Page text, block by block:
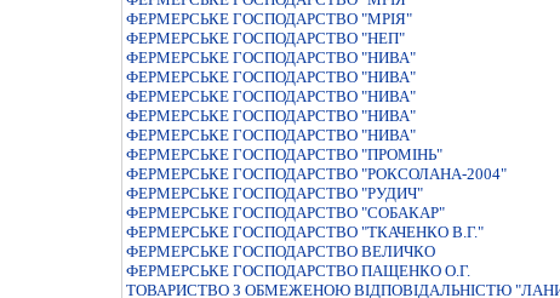
ФЕРМЕРСЬКЕ ГОСПОДАРСТВО "МРІЯ"
ФЕРМЕРСЬКЕ ГОСПОДАРСТВО "НЕП"
ФЕРМЕРСЬКЕ ГОСПОДАРСТВО "НИВА"
ФЕРМЕРСЬКЕ ГОСПОДАРСТВО "НИВА"
ФЕРМЕРСЬКЕ ГОСПОДАРСТВО "НИВА"
ФЕРМЕРСЬКЕ ГОСПОДАРСТВО "НИВА"
ФЕРМЕРСЬКЕ ГОСПОДАРСТВО "НИВА"
ФЕРМЕРСЬКЕ ГОСПОДАРСТВО "ПРОМІНЬ"
ФЕРМЕРСЬКЕ ГОСПОДАРСТВО "РОКСОЛАНА-2004"
ФЕРМЕРСЬКЕ ГОСПОДАРСТВО "РУДИЧ"
ФЕРМЕРСЬКЕ ГОСПОДАРСТВО "СОБАКАР"
ФЕРМЕРСЬКЕ ГОСПОДАРСТВО "ТКАЧЕНКО В.Г."
ФЕРМЕРСЬКЕ ГОСПОДАРСТВО ВЕЛИЧКО
ФЕРМЕРСЬКЕ ГОСПОДАРСТВО ПАЩЕНКО О.Г.
ТОВАРИСТВО З ОБМЕЖЕНОЮ ВIДПОВIДАЛЬНIСТЮ